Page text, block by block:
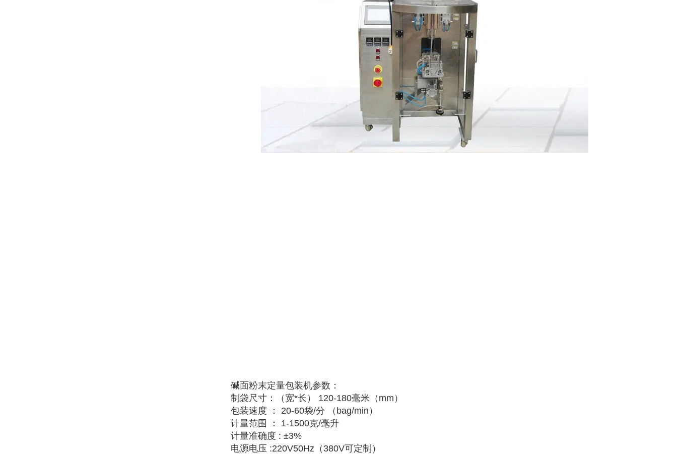
碱面粉末定量包装机参数：
制袋尺寸：（宽*长） 120-180毫米（mm）
包装速度 ： 20-60袋/分 （bag/min）
计量范围 ： 1-1500克/毫升
计量准确度 : ±3%
电源电压 :220V50Hz（380V可定制）